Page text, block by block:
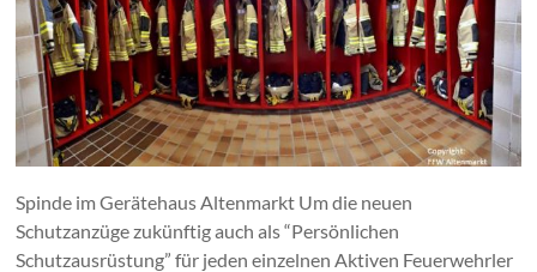
Spinde im Gerätehaus Altenmarkt Um die neuen
Schutzanzüge zukünftig auch als “Persönlichen
Schutzausrüstung” für jeden einzelnen Aktiven Feuerwehrler